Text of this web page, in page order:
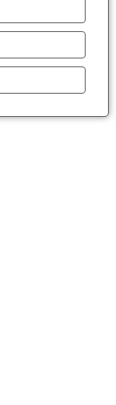
page